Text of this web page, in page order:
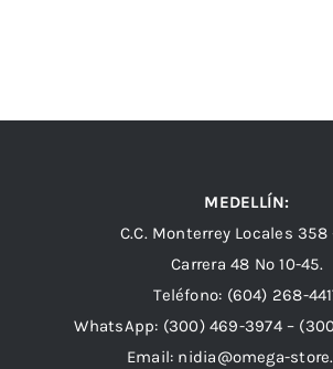
MEDELLÍN:
C.C. Monterrey Locales 358
Carrera 48 Nº 10-45.
Teléfono: (604) 268-
WhatsApp: (300) 469-3974 –
Email: nidia@omega-